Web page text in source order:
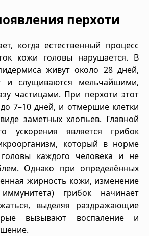
перхоти
когда естественный процесс
кожи головы нарушается. В
живут около 28 дней,
и слущиваются мельчайшими,
частицами. При перхоти этот
7–10 дней, и отмершие клетки
заметных хлопьев. Главной
ускорения является грибок
который в норме
каждого человека и не
Однако при определённых
жирность кожи, изменение
грибок начинает
выделяя раздражающие
вызывают воспаление и